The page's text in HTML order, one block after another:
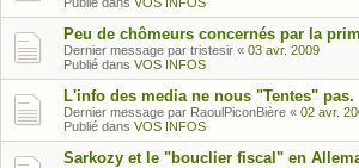
Peu de chômeurs concernés par la
Dernier message par tristesir « 03 avr. 2009
Publié dans VOS INFOS
L'info des media ne nous "Tentes" pas.
Dernier message par RaoulPiconBière « 02 avr.
Publié dans VOS INFOS
Sarkozy et le "bouclier fiscal" en